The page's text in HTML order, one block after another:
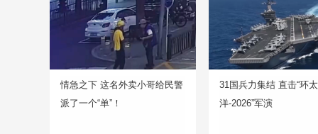
情急之下 这名外卖小哥给民警
派了一个“单”！
31国兵力集结 直击“环
洋-2026”军演